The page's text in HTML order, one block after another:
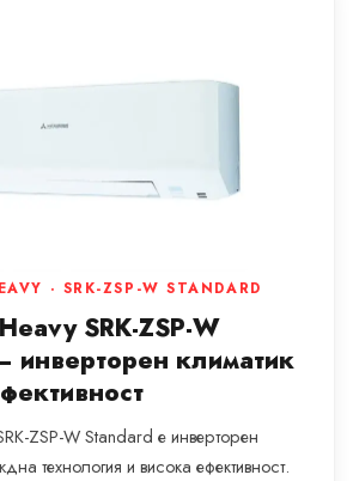
· SRK-ZSP-W STANDARD
SRK-ZSP-W
инверторен климатик
ZSP-W Standard е инверторен
технология и висока ефективност.